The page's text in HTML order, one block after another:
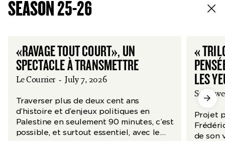
SEASON 25-26
«RAVAGE TOUT COURT», UN
SPECTACLE À TRANSMETTRE
Le Courrier - July 7, 2026
Traverser plus de deux cent ans
d’histoire et d’enjeux politiques en
Palestine en seulement 90 minutes, c’est
possible, et surtout essentiel, avec le
«
LES
Projet
de son